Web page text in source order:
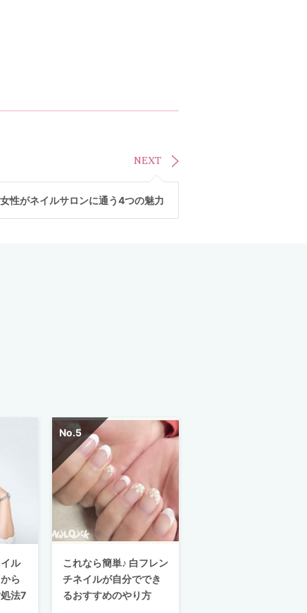
NEXT
女性がネイルサロンに通う4つの魅力
ル
ら
法7
これなら簡単♪ 白フレン
チネイルが自分ででき
るおすすめのやり方